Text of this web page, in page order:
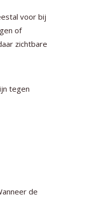
voor bij
of
zichtbare
tegen
de